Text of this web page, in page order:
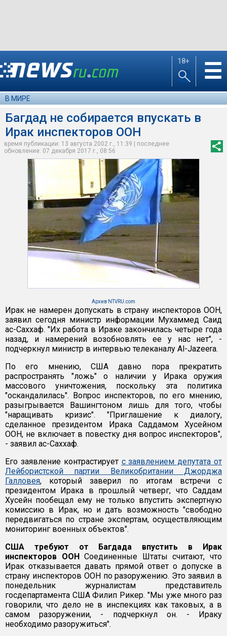
18+ ☰
В МИРЕ
Багдад не собирается впускать в
Ирак инспекторов ООН
время публикации: 13 августа 2002 г., 11:39 | последнее
обновление: 07 декабря 2017 г., 08:56
Архив NTVRU.com
Ирак не намерен допускать в страну инспекторов ООН,
заявил сегодня министр информации Мухаммед Саид
ас-Саххаф. "Их работа в Ираке закончилась четыре года
назад, и намерений возобновлять ее у нас нет", -
подчеркнул министр в интервью телеканалу Al-Jazeera.
По его мнению, США давно пора прекратить
распространять "ложь" о наличии у Ирака оружия
массового уничтожения, поскольку эта политика
"оскандалилась". Вопрос инспекторов, по его мнению,
разыгрывается Вашингтоном лишь для того, чтобы
"наращивать кризис". "Приглашение к диалогу,
сделанное президентом Ирака Саддамом Хусейном
ООН, не включает в повестку дня вопрос инспекторов",
- заявил ас-Саххаф.
Его заявление контрастирует с заявлением депутата от
Лейбористской партии Великобритании Джорджа
Галловея, который заверил по итогам встречи с
президентом Ирака в прошлый четверг, что Саддам
Хусейн пообещал ему не только впустить экспертную
комиссию в Ирак, но и дать возможность "свободно
передвигаться по стране экспертам, осуществляющим
мониторинг военных объектов".
США требуют от Багдада впустить в Ирак
инспекторов ООНСоединенные Штаты считают, что
Ирак отказывается давать прямой ответ о допуске в
страну инспекторов ООН по разоружению. Это заявил в
понедельник журналистам представитель
госдепартамента США Филип Рикер. "Мы уже много раз
говорили, что дело не в инспекциях как таковых, а в
самом разоружении, - подчеркнул он. - Ираку
необходимо разоружиться".